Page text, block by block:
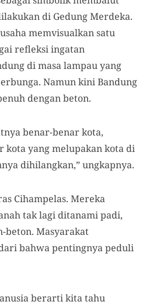
di Gedung Merdeka.
memvisualkan satu
refleksi ingatan
di masa lampau yang
Namun kini Bandung
dengan beton.
benar-benar kota,
yang melupakan kota di
dihilangkan,” ungkapnya.
Cihampelas. Mereka
tak lagi ditanami padi,
beton. Masyarakat
bahwa pentingnya peduli
berarti kita tahu